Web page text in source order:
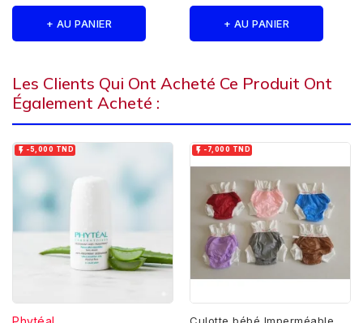
+ AU PANIER + AU PANIER
Les Clients Qui Ont Acheté Ce Produit Ont
Également Acheté :
 -5,000 TND  -7,000 TND